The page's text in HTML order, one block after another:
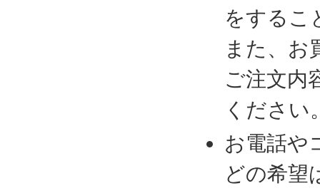
をするこ
また、お
ご注文内
ください
お電話や
どの希望